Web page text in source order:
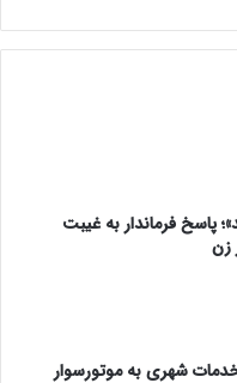
پاسخ فرماندار به غیبت
زن
شهری به موتورسوار